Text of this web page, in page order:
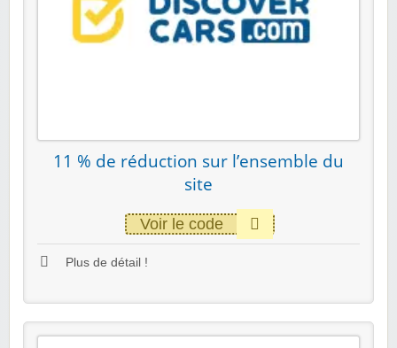
11 % de réduction sur l’ensemble du
site
Voir le code
Plus de détail !